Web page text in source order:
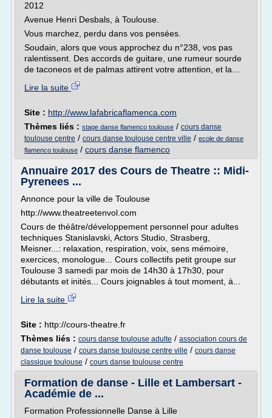
2012
Avenue Henri Desbals, à Toulouse.
Vous marchez, perdu dans vos pensées.
Soudain, alors que vous approchez du n°238, vos pas
ralentissent. Des accords de guitare, une rumeur sourde
de taconeos et de palmas attirent votre attention, et la...
Lire la suite
Site : http://www.lafabricaflamenca.com
Thèmes liés : stage danse flamenco toulouse / cours danse
toulouse centre / cours danse toulouse centre ville / ecole de danse
flamenco toulouse / cours danse flamenco
Annuaire 2017 des Cours de Theatre :: Midi-
Pyrenees ...
Annonce pour la ville de Toulouse
http://www.theatreetenvol.com
Cours de théâtre/développement personnel pour adultes
techniques Stanislavski, Actors Studio, Strasberg,
Meisner...: relaxation, respiration, voix, sens mémoire,
exercices, monologue... Cours collectifs petit groupe sur
Toulouse 3 samedi par mois de 14h30 à 17h30, pour
débutants et inités... Cours joignables à tout moment, à...
Lire la suite
Site : http://cours-theatre.fr
Thèmes liés : cours danse toulouse adulte / association cours de
danse toulouse / cours danse toulouse centre ville / cours danse
classique toulouse / cours danse toulouse centre
Formation de danse - Lille et Lambersart -
Académie de ...
Formation Professionnelle Danse à Lille